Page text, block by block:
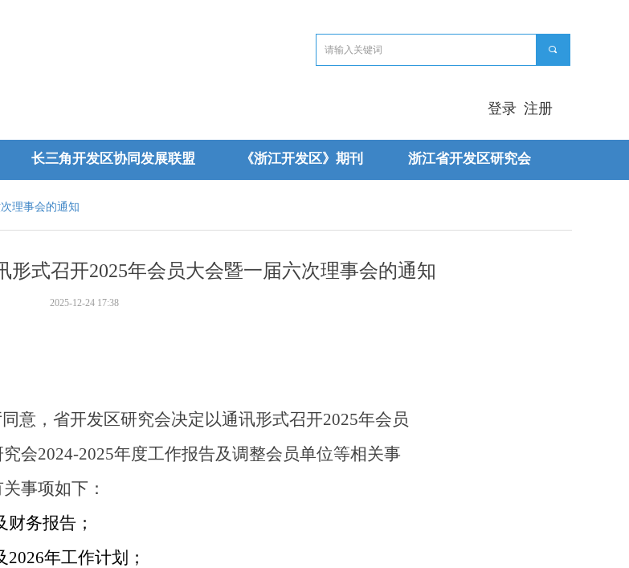
长三角开发区协同发展联盟 《浙江开发区》期刊 浙江省开发区研究会
끠
登录 注册
式召开2025年会员大会暨一届六次理事会的通知
意，省开发区研究会决定以通讯形式召开2025年会员
会2024-2025年度工作报告及调整会员单位等相关事
事项如下：
务报告；
2026年工作计划；
理事会的通知
2025-12-24 17:38